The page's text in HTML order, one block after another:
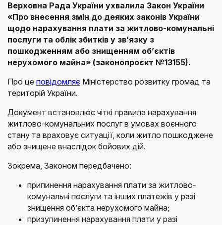
Верховна Рада України ухвалила Закон України
«Про внесення змін до деяких законів України
щодо нарахування плати за житлово-комунальні
послуги та облік збитків у зв’язку з
пошкодженням або знищенням об’єктів
нерухомого майна» (законопроєкт №13155).
Про це повідомляє Міністерство розвитку громад та
територій України.
Документ встановлює чіткі правила нарахування
житлово-комунальних послуг в умовах воєнного
стану та враховує ситуації, коли житло пошкоджене
або знищене внаслідок бойових дій.
Зокрема, Законом передбачено:
припинення нарахування плати за житлово-
комунальні послуги та інших платежів у разі
знищення об’єкта нерухомого майна;
призупинення нарахування плати у разі